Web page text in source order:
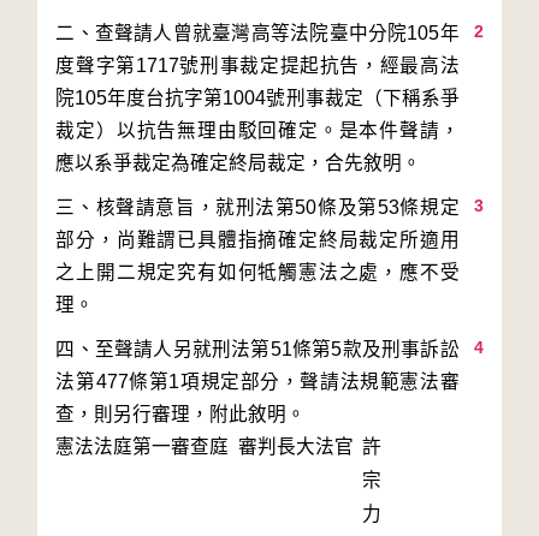
2
二、查聲請人曾就臺灣高等法院臺中分院105年
度聲字第1717號刑事裁定提起抗告，經最高法
院105年度台抗字第1004號刑事裁定（下稱系爭
裁定）以抗告無理由駁回確定。是本件聲請，
3
三、核聲請意旨，就刑法第50條及第53條規定
部分，尚難謂已具體指摘確定終局裁定所適用
之上開二規定究有如何牴觸憲法之處，應不受
4
四、至聲請人另就刑法第51條第5款及刑事訴訟
法第477條第1項規定部分，聲請法規範憲法審
查，則另行審理，附此敘明。
憲法法庭第一審查庭 審判長大法官 許
宗
力